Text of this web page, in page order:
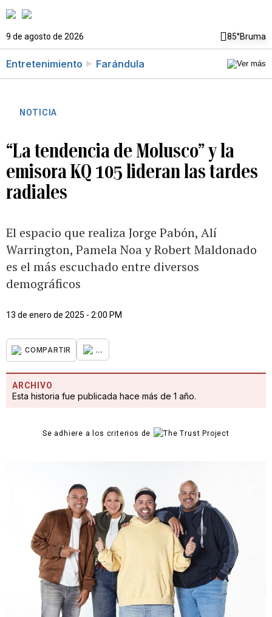
9 de agosto de 2026 85°Bruma
Entretenimiento Farándula
NOTICIA
“La tendencia de Molusco” y la
emisora KQ 105 lideran las tardes
radiales
El espacio que realiza Jorge Pabón, Alí
Warrington, Pamela Noa y Robert Maldonado
es el más escuchado entre diversos
demográficos
13 de enero de 2025 - 2:00 PM
COMPARTIR ...
ARCHIVO
Esta historia fue publicada hace más de 1 año.
Se adhiere a los criterios de